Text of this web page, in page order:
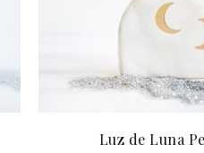
Luz de Luna